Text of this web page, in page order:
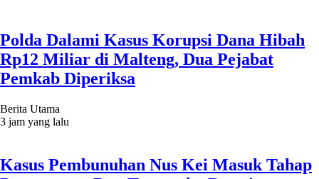
Polda Dalami Kasus Korupsi Dana Hibah
Rp12 Miliar di Malteng, Dua Pejabat
Pemkab Diperiksa
Berita Utama
3 jam yang lalu
Kasus Pembunuhan Nus Kei Masuk Tahap